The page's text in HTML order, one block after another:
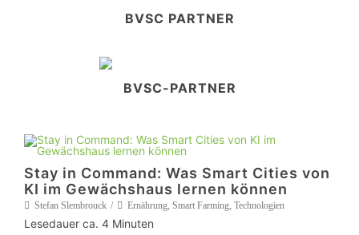
BVSC PARTNER
BVSC-PARTNER
Stay in Command: Was Smart Cities von
KI im Gewächshaus lernen können
Stefan Slembrouck Ernährung, Smart Farming, Technologien
Lesedauer ca. 4 Minuten